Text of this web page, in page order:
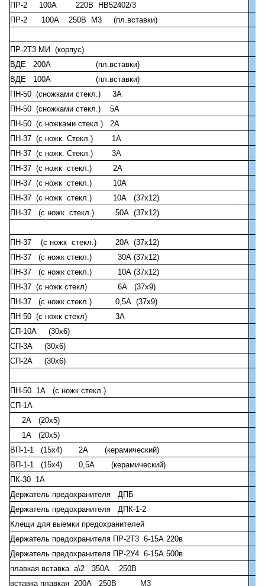
ПР-2 100А 220В НВ52402/3
ПР-2 100А 250В М3 (пл.вставки)
ПР-2Т3 МИ (корпус)
ВДЕ 200А (пл.вставки)
ВДЕ 100А (пл.вставки)
ПН-50 (сножками стекл.) 3А
ПН-50 (сножками стекл.) 5А
ПН-50 (с ножками стекл.) 2А
ПН-37 (с ножк. Стекл.) 1А
ПН-37 (с ножк. Стекл.) 3А
ПН-37 (с ножк стекл.) 2А
ПН-37 (с ножк стекл.) 10А
ПН-37 (с ножк стекл.) 10А (37х12)
ПН-37 (с ножк стекл.) 50А (37х12)
ПН-37 (с ножк стекл.) 20А (37х12)
ПН-37 (с ножк стекл.) 30А (37х12)
ПН-37 (с ножк стекл.) 10А (37х12)
ПН-37 (с ножк стекл) 6А (37х9)
ПН-37 (с ножк стекл.) 0,5А (37х9)
ПН 50 (с ножк стекл) 3А
СП-10А (30х6)
СП-3А (30х6)
СП-2А (30х6)
ПН-50 1А (с ножк стекл.)
СП-1А
2А (20х5)
1А (20х5)
ВП-1-1 (15х4) 2А (керамический)
ВП-1-1 (15х4) 0,5А (керамический)
ПК-30 1А
Держатель предохранителя ДПБ
Держатель предохранителя ДПК-1-2
Клещи для выемки предохранителей
Держатель предохранителя ПР-2Т3 6-15А 220в
Держатель предохранителя ПР-2У4 6-15А 500в
плавкая вставка а\2 350А 250В
вставка плавкая 200А 250В М3